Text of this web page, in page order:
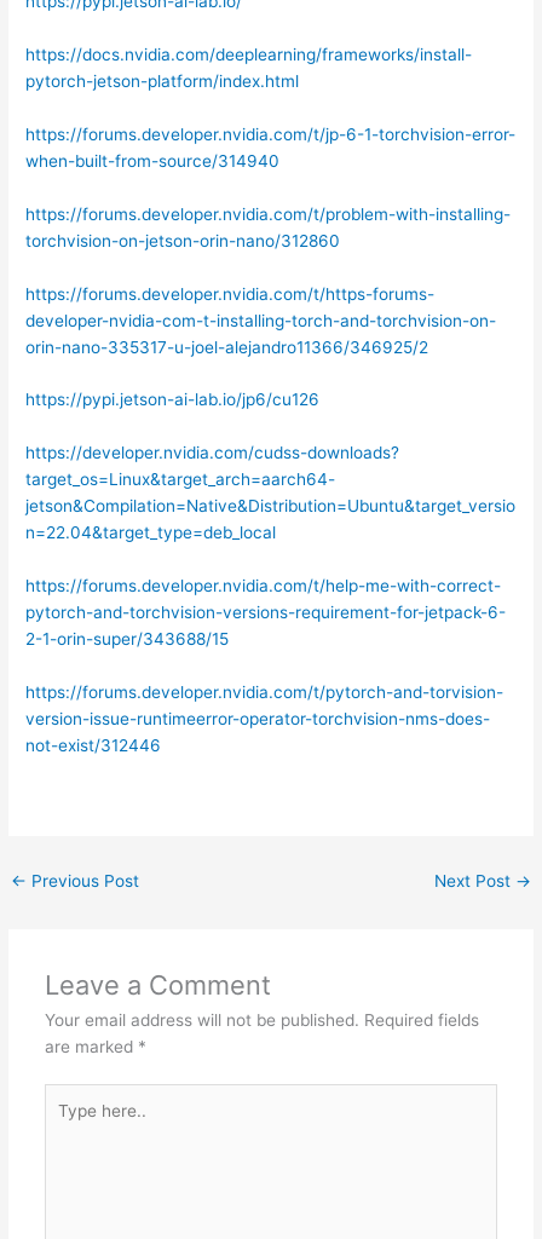
https://docs.nvidia.com/deeplearning/frameworks/install-
pytorch-jetson-platform/index.html
https://forums.developer.nvidia.com/t/jp-6-1-torchvision-error-
when-built-from-source/314940
https://forums.developer.nvidia.com/t/problem-with-installing-
torchvision-on-jetson-orin-nano/312860
https://forums.developer.nvidia.com/t/https-forums-
developer-nvidia-com-t-installing-torch-and-torchvision-on-
orin-nano-335317-u-joel-alejandro11366/346925/2
https://pypi.jetson-ai-lab.io/jp6/cu126
https://developer.nvidia.com/cudss-downloads?
target_os=Linux&target_arch=aarch64-
jetson&Compilation=Native&Distribution=Ubuntu&target_versio
n=22.04&target_type=deb_local
https://forums.developer.nvidia.com/t/help-me-with-correct-
pytorch-and-torchvision-versions-requirement-for-jetpack-6-
2-1-orin-super/343688/15
https://forums.developer.nvidia.com/t/pytorch-and-torvision-
version-issue-runtimeerror-operator-torchvision-nms-does-
not-exist/312446
← Previous Post Next Post →
Leave a Comment
Your email address will not be published. Required fields
are marked *
here..